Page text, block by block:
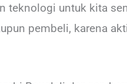
teknologi untuk kita
pembeli, karena